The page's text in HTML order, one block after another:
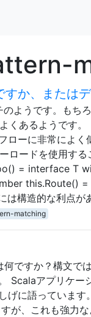
か、または
のようです。も
あるようです。
ローに非常によく
ロードを使用す
= interface T
this.Route()
は構造的な利点
matching
ですか？構文で
Scalaアプリケー
げに語っていま
が、これも強力